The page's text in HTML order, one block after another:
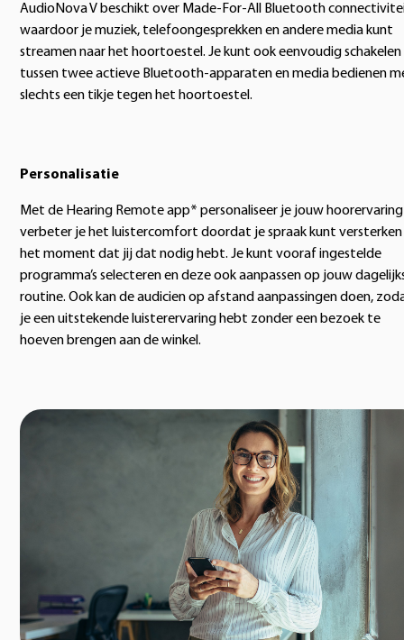
AudioNova V beschikt over Made-For-All Bluetooth
waardoor je muziek, telefoongesprekken en andere media kunt
streamen naar het hoortoestel. Je kunt ook eenvoudig schakelen
tussen twee actieve Bluetooth-apparaten en media bedienen
slechts een tikje tegen het hoortoestel.
Personalisatie
Met de Hearing Remote app* personaliseer je jouw
verbeter je het luistercomfort doordat je spraak kunt
het moment dat jij dat nodig hebt. Je kunt vooraf ingestelde
programma’s selecteren en deze ook aanpassen op jouw
routine. Ook kan de audicien op afstand aanpassingen doen,
je een uitstekende luisterervaring hebt zonder een bezoek te
hoeven brengen aan de winkel.